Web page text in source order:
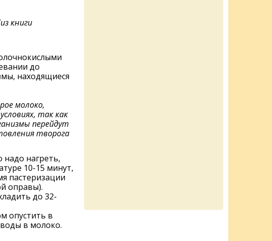
книги
до
находящиеся
молоко,
так как
перейдут
творога
нагреть,
10-15 минут,
пастеризации
оправы).
до 32-
опустить в
в молоко.